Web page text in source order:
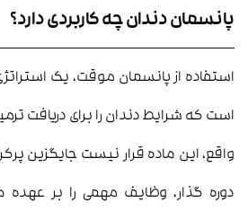
پانسمان دندان چه کاربردی دارد؟
استفاده از پانسمان موقت، یک
است که شرایط دندان را برای دریافت
واقع، این ماده قرار نیست جایگزین
دوره گذار، وظایف مهمی را بر عهده